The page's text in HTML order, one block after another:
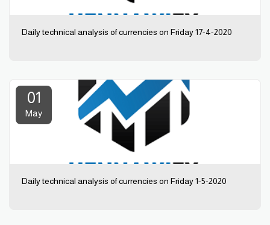
Daily technical analysis of currencies on Friday 17-4-2020
01
May
Daily technical analysis of currencies on Friday 1-5-2020